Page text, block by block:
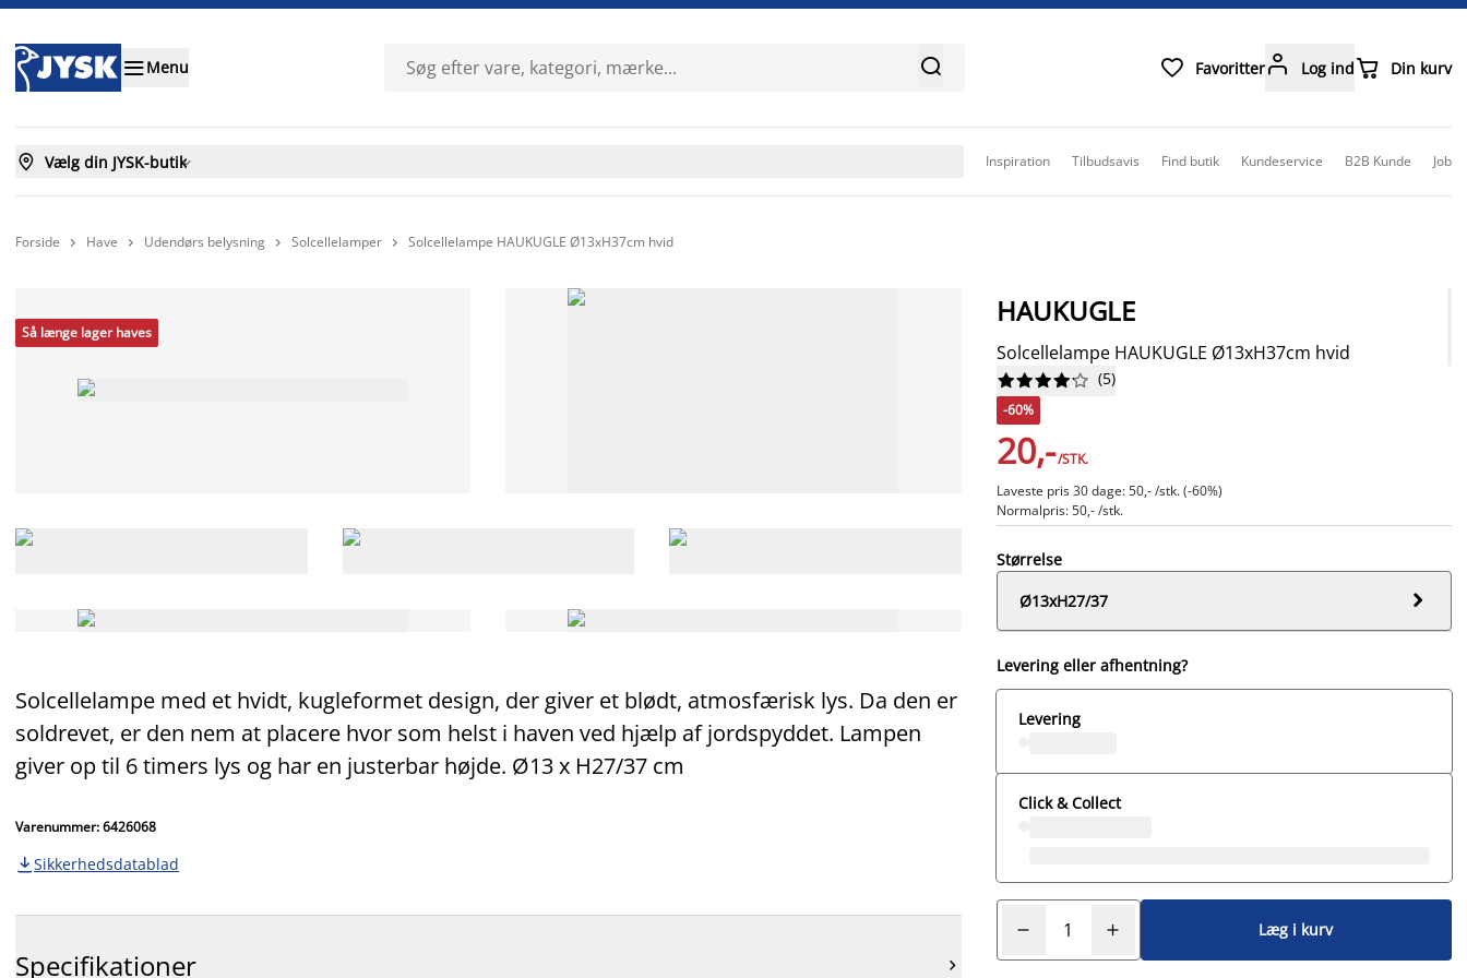
Menu   Favoritter Log ind Din kurv
 Vælg din JYSK-butik Inspiration Tilbudsavis Find butik Kundeservice B2B Kunde Job
Forside  Have  Udendørs belysning  Solcellelamper  Solcellelampe HAUKUGLE Ø13xH37cm hvid
Så længe lager haves
Solcellelampe med et hvidt, kugleformet design, der giver et blødt, atmosfærisk lys. Da den er
soldrevet, er den nem at placere hvor som helst i haven ved hjælp af jordspyddet. Lampen
giver op til 6 timers lys og har en justerbar højde. Ø13 x H27/37 cm
Varenummer: 6426068
 Sikkerhedsdatablad
Specifikationer 
HAUKUGLE
Solcellelampe HAUKUGLE Ø13xH37cm hvid





 (5)
-60%
20,-/STK.
Laveste pris 30 dage: 50,- /stk. (-60%)
Normalpris: 50,- /stk.
Størrelse
Ø13xH27/37

Levering eller afhentning?
Levering
Click & Collect
Læg i kurv